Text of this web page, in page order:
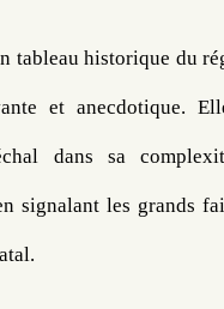
tableau historique du
et anecdotique.
dans sa
signalant les grands